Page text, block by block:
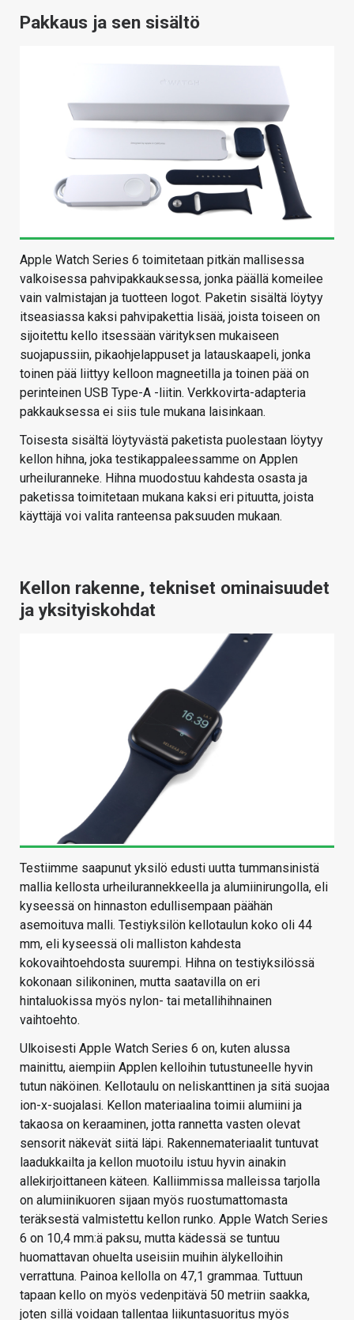
Pakkaus ja sen sisältö
Apple Watch Series 6 toimitetaan pitkän mallisessa
valkoisessa pahvipakkauksessa, jonka päällä komeilee
vain valmistajan ja tuotteen logot. Paketin sisältä löytyy
itseasiassa kaksi pahvipakettia lisää, joista toiseen on
sijoitettu kello itsessään värityksen mukaiseen
suojapussiin, pikaohjelappuset ja latauskaapeli, jonka
toinen pää liittyy kelloon magneetilla ja toinen pää on
perinteinen USB Type-A -liitin. Verkkovirta-adapteria
pakkauksessa ei siis tule mukana laisinkaan.
Toisesta sisältä löytyvästä paketista puolestaan löytyy
kellon hihna, joka testikappaleessamme on Applen
urheiluranneke. Hihna muodostuu kahdesta osasta ja
paketissa toimitetaan mukana kaksi eri pituutta, joista
käyttäjä voi valita ranteensa paksuuden mukaan.
Kellon rakenne, tekniset ominaisuudet
ja yksityiskohdat
Testiimme saapunut yksilö edusti uutta tummansinistä
mallia kellosta urheilurannekkeella ja alumiinirungolla, eli
kyseessä on hinnaston edullisempaan päähän
asemoituva malli. Testiyksilön kellotaulun koko oli 44
mm, eli kyseessä oli malliston kahdesta
kokovaihtoehdosta suurempi. Hihna on testiyksilössä
kokonaan silikoninen, mutta saatavilla on eri
hintaluokissa myös nylon- tai metallihihnainen
vaihtoehto.
Ulkoisesti Apple Watch Series 6 on, kuten alussa
mainittu, aiempiin Applen kelloihin tutustuneelle hyvin
tutun näköinen. Kellotaulu on neliskanttinen ja sitä suojaa
ion-x-suojalasi. Kellon materiaalina toimii alumiini ja
takaosa on keraaminen, jotta rannetta vasten olevat
sensorit näkevät siitä läpi. Rakennemateriaalit tuntuvat
laadukkailta ja kellon muotoilu istuu hyvin ainakin
allekirjoittaneen käteen. Kalliimmissa malleissa tarjolla
on alumiinikuoren sijaan myös ruostumattomasta
teräksestä valmistettu kellon runko. Apple Watch Series
6 on 10,4 mm:ä paksu, mutta kädessä se tuntuu
huomattavan ohuelta useisiin muihin älykelloihin
verrattuna. Painoa kellolla on 47,1 grammaa. Tuttuun
tapaan kello on myös vedenpitävä 50 metriin saakka,
joten sillä voidaan tallentaa liikuntasuoritus myös